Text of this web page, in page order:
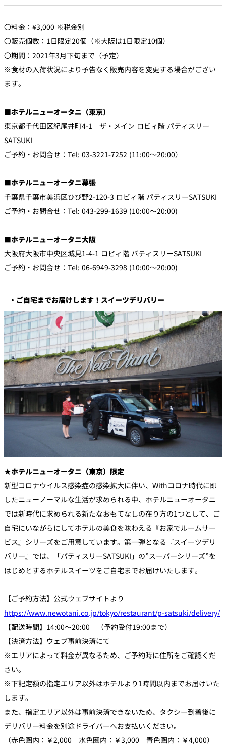
〇料金：¥3,000 ※税金別
〇販売個数：1日限定20個（※大阪は1日限定10個）
〇期間：2021年3月下旬まで（予定）
※食材の入荷状況により予告なく販売内容を変更する場合がござい
ます。
■ホテルニューオータニ（東京）
東京都千代田区紀尾井町4-1 ザ・メイン ロビィ階 パティスリー
SATSUKI
ご予約・お問合せ：Tel: 03-3221-7252 (11:00～20:00）
■ホテルニューオータニ幕張
千葉県千葉市美浜区ひび野2-120-3 ロビィ階 パティスリーSATSUKI
ご予約・お問合せ：Tel: 043-299-1639 (10:00～20:00)
■ホテルニューオータニ大阪
大阪府大阪市中央区城見1-4-1 ロビィ階 パティスリーSATSUKI
ご予約・お問合せ：Tel: 06-6949-3298 (10:00～20:00)
・ご自宅までお届けします！スイーツデリバリー
★ホテルニューオータニ（東京）限定
新型コロナウイルス感染症の感染拡大に伴い、Withコロナ時代に即
したニューノーマルな生活が求められる中、ホテルニューオータニ
では新時代に求められる新たなおもてなしの在り方の1つとして、ご
自宅にいながらにしてホテルの美食を味わえる『お家でルームサー
ビス』シリーズをご用意しています。第一弾となる『スイーツデリ
バリー』では、「パティスリーSATSUKI」の”スーパーシリーズ”を
はじめとするホテルスイーツをご自宅までお届けいたします。
【ご予約方法】公式ウェブサイトより
https://www.newotani.co.jp/tokyo/restaurant/p-satsuki/delivery/
【配送時間】14:00～20:00 （予約受付19:00まで）
【決済方法】ウェブ事前決済にて
※エリアによって料金が異なるため、ご予約時に住所をご確認くだ
さい。
※下記定額の指定エリア以外はホテルより1時間以内までお届けいた
します。
また、指定エリア以外は事前決済できないため、タクシー到着後に
デリバリー料金を別途ドライバーへお支払いください。
（赤色圏内：￥2,000 水色圏内：￥3,000 青色圏内：￥4,000）